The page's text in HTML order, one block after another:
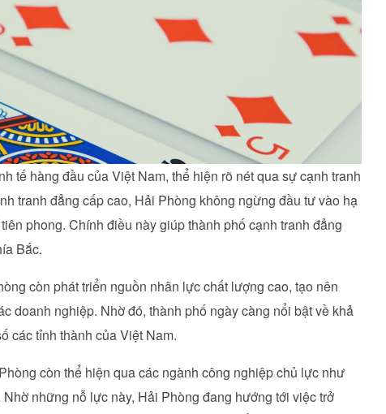
tế hàng đầu của Việt Nam, thể hiện rõ nét qua sự cạnh tranh
tranh đẳng cấp cao, Hải Phòng không ngừng đầu tư vào hạ
phong. Chính điều này giúp thành phố cạnh tranh đẳng
Bắc.
còn phát triển nguồn nhân lực chất lượng cao, tạo nên
doanh nghiệp. Nhờ đó, thành phố ngày càng nổi bật về khả
các tỉnh thành của Việt Nam.
còn thể hiện qua các ngành công nghiệp chủ lực như
những nỗ lực này, Hải Phòng đang hướng tới việc trở